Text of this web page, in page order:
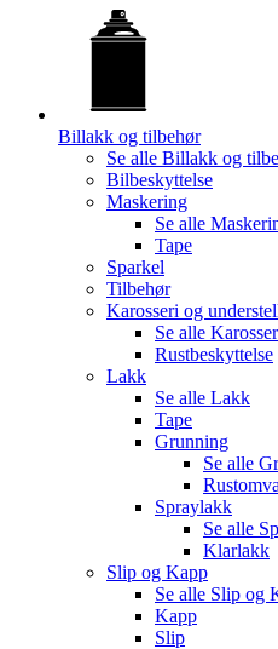
Billakk og tilbehør
Se alle Billakk og
Bilbeskyttelse
Maskering
Se alle
Tape
Sparkel
Tilbehør
Karosseri og
Se alle
Rustbeskyttelse
Lakk
Se alle Lakk
Tape
Grunning
Se alle
Spraylakk
Se alle
Klarlakk
Slip og Kapp
Se alle Slip og
Kapp
Slip